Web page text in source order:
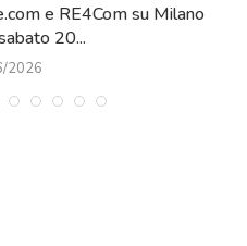
e RE4Com su Milano
20...
2026